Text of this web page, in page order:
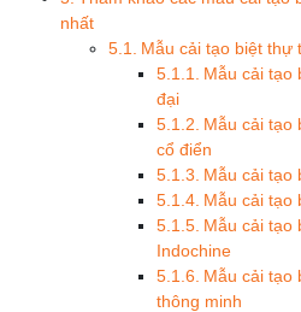
nhất
Mẫu cải tạo biệt thự
Mẫu cải tạo
đại
Mẫu cải tạo
cổ điển
Mẫu cải tạo
Mẫu cải tạo
Mẫu cải tạo
Indochine
Mẫu cải tạo
thông minh